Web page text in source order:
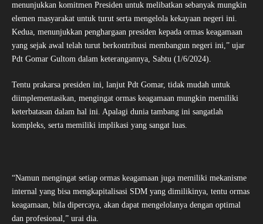
menunjukkan komitmen Presiden untuk melibatkan sebanyak mungkin
elemen masyarakat untuk turut serta mengelola kekayaan negeri ini.
Kedua, menunjukkan penghargaan presiden kepada ormas keagamaan
yang sejak awal telah turut berkontribusi membangun negeri ini,” ujar
Pdt Gomar Gultom dalam keterangannya, Sabtu (1/6/2024).
Tentu prakarsa presiden ini, lanjut Pdt Gomar, tidak mudah untuk
diimplementasikan, mengingat ormas keagamaan mungkin memiliki
keterbatasan dalam hal ini. Apalagi dunia tambang ini sangatlah
kompleks, serta memiliki implikasi yang sangat luas.
“Namun mengingat setiap ormas keagamaan juga memiliki mekanisme
internal yang bisa mengkapitalisasi SDM yang dimilikinya, tentu ormas
keagamaan, bila dipercaya, akan dapat mengelolanya dengan optimal
dan profesional,” urai dia.